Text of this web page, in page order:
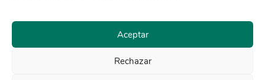
Aceptar
Rechazar
Razón Social: Libélula Comunicación Ambiente y